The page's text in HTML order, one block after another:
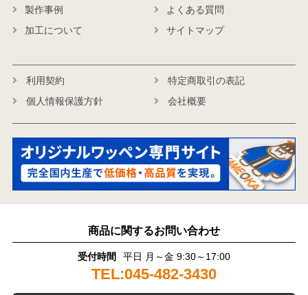
製作事例
よくある質問
加工について
サイトマップ
利用契約
特定商取引の表記
個人情報保護方針
会社概要
商品に関するお問い合わせ
受付時間 平日 月～金 9:30～17:00
TEL:045-482-3430